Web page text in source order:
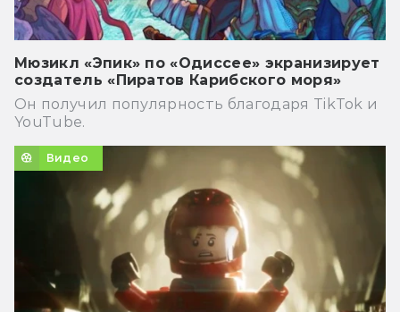
Мюзикл «Эпик» по «Одиссее» экранизирует
создатель «Пиратов Карибского моря»
Он получил популярность благодаря TikTok и
YouTube.
Видео